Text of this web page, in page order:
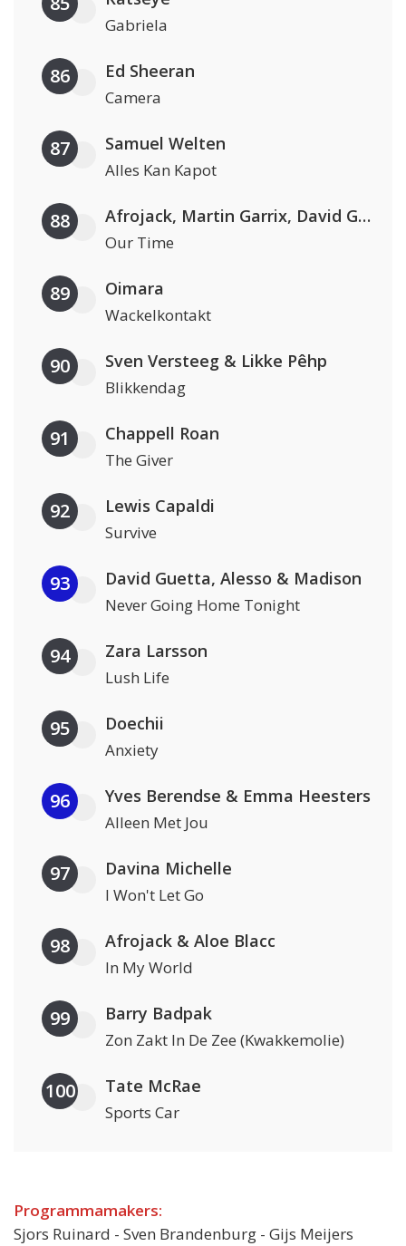
Gabriela
86 Ed Sheeran
Camera
87 Samuel Welten
Alles Kan Kapot
88 Afrojack, Martin Garrix, David Guetta & Amél
Our Time
89 Oimara
Wackelkontakt
90 Sven Versteeg & Likke Pêhp
Blikkendag
91 Chappell Roan
The Giver
92 Lewis Capaldi
Survive
93 David Guetta, Alesso & Madison
Never Going Home Tonight
94 Zara Larsson
Lush Life
95 Doechii
Anxiety
96 Yves Berendse & Emma Heesters
Alleen Met Jou
97 Davina Michelle
I Won't Let Go
98 Afrojack & Aloe Blacc
In My World
99 Barry Badpak
Zon Zakt In De Zee (Kwakkemolie)
100 Tate McRae
Sports Car
Programmamakers:
Sjors Ruinard - Sven Brandenburg - Gijs Meijers